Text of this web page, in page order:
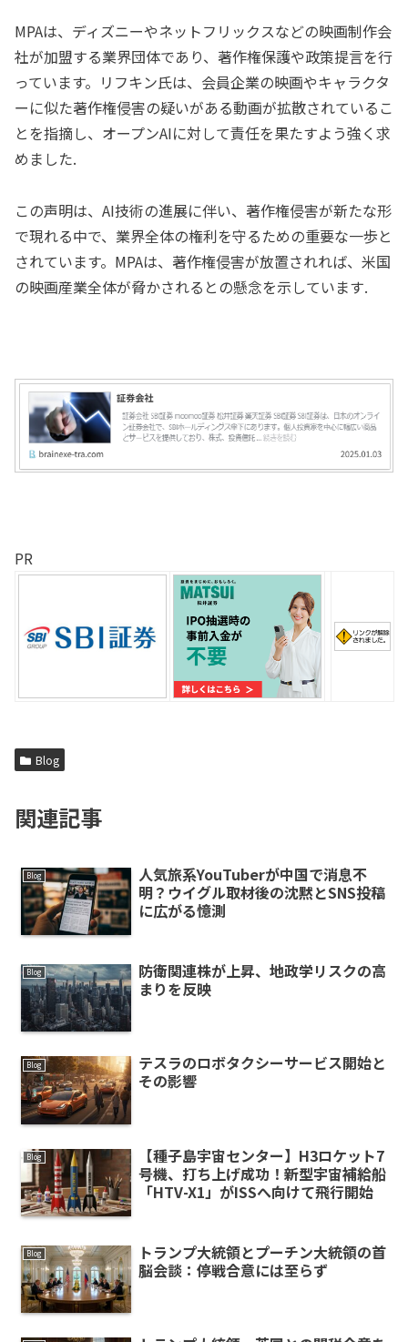
MPAは、ディズニーやネットフリックスなどの映画制作会
社が加盟する業界団体であり、著作権保護や政策提言を行
っています。リフキン氏は、会員企業の映画やキャラクタ
ーに似た著作権侵害の疑いがある動画が拡散されているこ
とを指摘し、オープンAIに対して責任を果たすよう強く求
めました.
この声明は、AI技術の進展に伴い、著作権侵害が新たな形
で現れる中で、業界全体の権利を守るための重要な一歩と
されています。MPAは、著作権侵害が放置されれば、米国
の映画産業全体が脅かされるとの懸念を示しています.
PR
Blog
関連記事
Blog
人気旅系YouTuberが中国で消息不
明？ウイグル取材後の沈黙とSNS投稿
に広がる憶測
Blog
防衛関連株が上昇、地政学リスクの高
まりを反映
Blog
テスラのロボタクシーサービス開始と
その影響
Blog
【種子島宇宙センター】H3ロケット7
号機、打ち上げ成功！新型宇宙補給船
「HTV-X1」がISSへ向けて飛行開始
Blog
トランプ大統領とプーチン大統領の首
脳会談：停戦合意には至らず